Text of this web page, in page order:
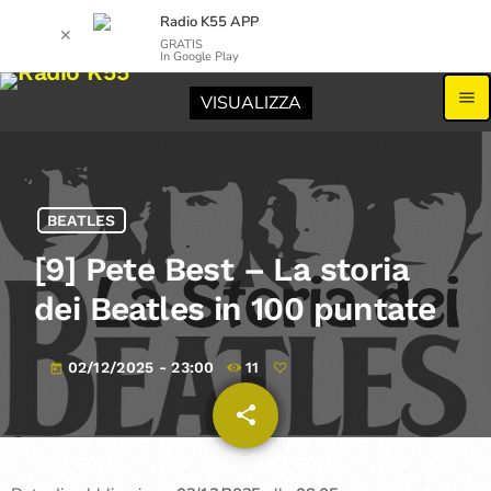
menu
BEATLES
[9] Pete Best – La storia
dei Beatles in 100 puntate
today 02/12/2025 - 23:00 11
share
email
✕
Radio K55 APP
GRATIS
In Google Play
VISUALIZZA